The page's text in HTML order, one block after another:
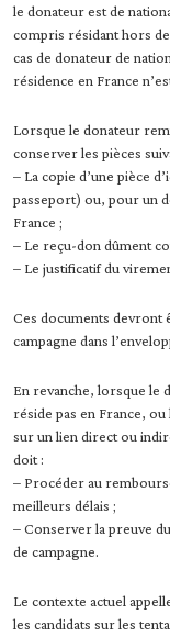
le donateur est de
compris résidant hors
cas de donateur de
résidence en France
Lorsque le donateur
conserver les pièces
– La copie d’une pièce
passeport) ou, pour un
France ;
– Le reçu-don dûment
– Le justificatif du
Ces documents devront
campagne dans
En revanche, lorsque le
réside pas en France,
sur un lien direct ou
doit :
– Procéder au
meilleurs délais ;
– Conserver la preuve
de campagne.
Le contexte actuel
les candidats sur les